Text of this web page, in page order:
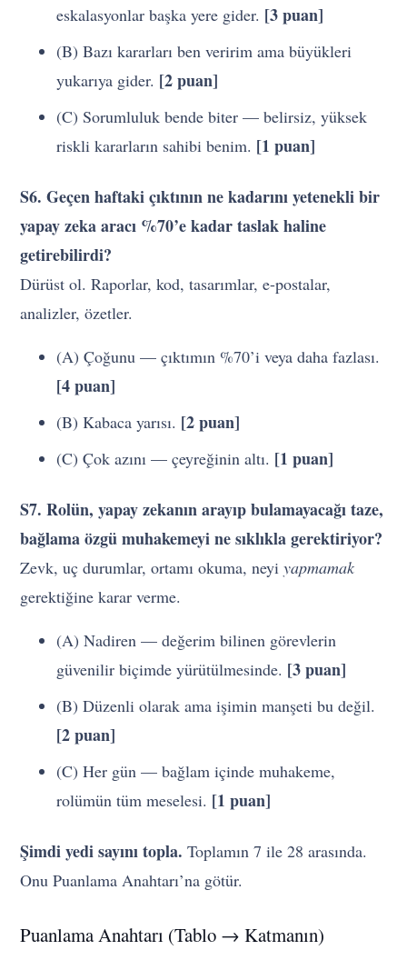
eskalasyonlar başka yere gider. [3 puan]
(B) Bazı kararları ben veririm ama büyükleri
yukarıya gider. [2 puan]
(C) Sorumluluk bende biter — belirsiz, yüksek
riskli kararların sahibi benim. [1 puan]
S6. Geçen haftaki çıktının ne kadarını yetenekli bir
yapay zeka aracı %70’e kadar taslak haline
getirebilirdi?
Dürüst ol. Raporlar, kod, tasarımlar, e-postalar,
analizler, özetler.
(A) Çoğunu — çıktımın %70’i veya daha fazlası.
[4 puan]
(B) Kabaca yarısı. [2 puan]
(C) Çok azını — çeyreğinin altı. [1 puan]
S7. Rolün, yapay zekanın arayıp bulamayacağı taze,
bağlama özgü muhakemeyi ne sıklıkla gerektiriyor?
Zevk, uç durumlar, ortamı okuma, neyiyapmamak
gerektiğine karar verme.
(A) Nadiren — değerim bilinen görevlerin
güvenilir biçimde yürütülmesinde. [3 puan]
(B) Düzenli olarak ama işimin manşeti bu değil.
[2 puan]
(C) Her gün — bağlam içinde muhakeme,
rolümün tüm meselesi. [1 puan]
Şimdi yedi sayını topla. Toplamın 7 ile 28 arasında.
Onu Puanlama Anahtarı’na götür.
Puanlama Anahtarı (Tablo → Katmanın)